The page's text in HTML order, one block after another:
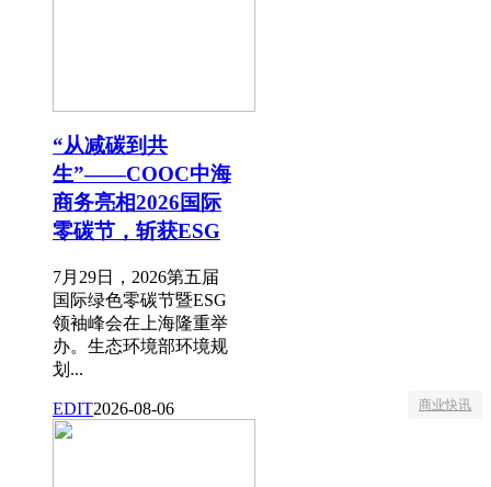
“从减碳到共
生”——COOC中海
商务亮相2026国际
零碳节，斩获ESG
7月29日，2026第五届
国际绿色零碳节暨ESG
领袖峰会在上海隆重举
办。生态环境部环境规
划...
EDIT2026-08-06 商业快讯